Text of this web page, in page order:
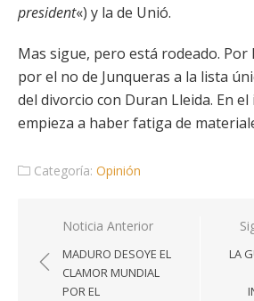
president«) y la de Unió.
Mas sigue, pero está rodeado. Por
por el no de Junqueras a la lista
del divorcio con Duran Lleida. En
empieza a haber fatiga de
Categoría: Opinión
Navegación
de
entradas
Noticia Anterior
MADURO DESOYE EL
CLAMOR MUNDIAL
POR EL
LA